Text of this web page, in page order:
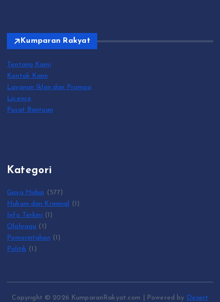
Kumparan Rakyat
Tentang Kami
Kontak Kami
Layanan Iklan dan Promosi
Licence
Pusat Bantuan
Kategori
Gaya Hidup (577)
Hukum dan Kriminal
(1)
Info Terkini (1)
Olahraga (1)
Pemerintahan (1)
Politik (1)
Copyright © 2026 KumparanRakyat.com | Powered by Desert